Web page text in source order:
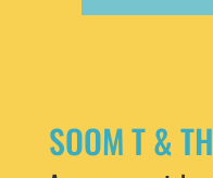
SOOM T &